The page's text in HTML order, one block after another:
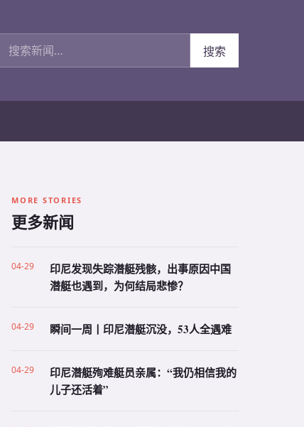
搜索新闻
搜索
MORE STORIES
更多新闻
04-29
印尼发现失踪潜艇残骸，出事原因中国
潜艇也遇到，为何结局悲惨？
04-29 瞬间一周丨印尼潜艇沉没，53人全遇难
04-29
印尼潜艇殉难艇员亲属：“我仍相信我的
儿子还活着”